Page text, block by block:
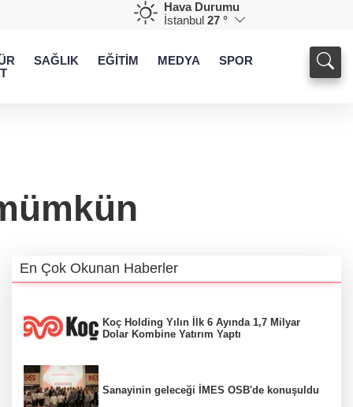
Hava Durumu
İstanbul 27 °
SAĞLIK EĞİTİM MEDYA SPOR
En Çok Okunan Haberler
Koç Holding Yılın İlk 6 Ayında 1,7 Milyar
Dolar Kombine Yatırım Yaptı
Sanayinin geleceği İMES OSB'de konuşuldu